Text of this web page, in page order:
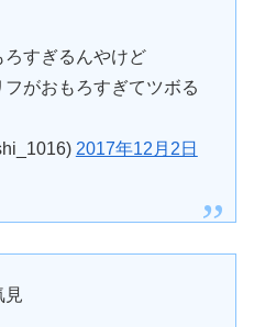
すぎるんやけど
がおもろすぎてツボる
2017年12月2日
見